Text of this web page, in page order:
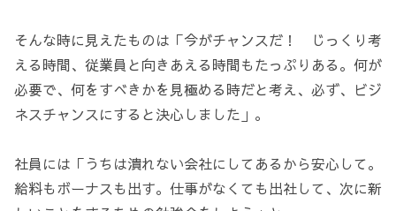
有限会社志村プレス工業所のプロファイル
そんな時に見えたものは「今がチャンスだ！ じっくり考
える時間、従業員と向きあえる時間もたっぷりある。何が
必要で、何をすべきかを見極める時だと考え、必ず、ビジ
ネスチャンスにすると決心しました」。
社員には「うちは潰れない会社にしてあるから安心して。
給料もボーナスも出す。仕事がなくても出社して、次に新